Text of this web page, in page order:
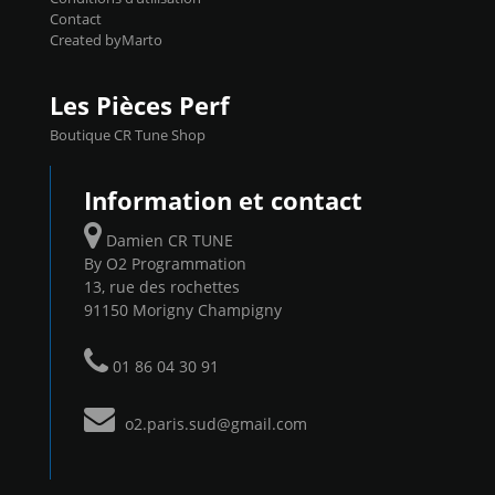
Contact
Created byMarto
Les Pièces Perf
Boutique CR Tune Shop
Information et contact
Damien CR TUNE
By O2 Programmation
13, rue des rochettes
91150 Morigny Champigny
01 86 04 30 91
o2.paris.sud@gmail.com